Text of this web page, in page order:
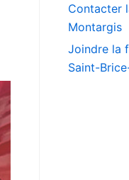
Contacter
Montargis
Joindre la
Saint-